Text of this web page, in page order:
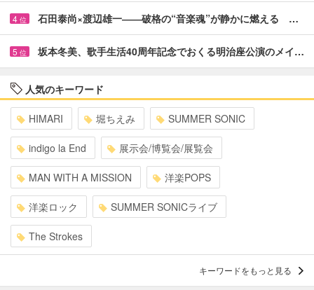
4 位 石田泰尚×渡辺雄一――破格の“音楽魂”が静かに燃える …
5 位 坂本冬美、歌手生活40周年記念でおくる明治座公演のメイ…
人気のキーワード
HIMARI 堀ちえみ SUMMER SONIC
indigo la End 展示会/博覧会/展覧会
MAN WITH A MISSION 洋楽POPS
洋楽ロック SUMMER SONICライブ
The Strokes
キーワードをもっと見る